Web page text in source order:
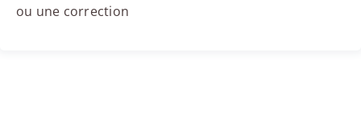
ou une correction